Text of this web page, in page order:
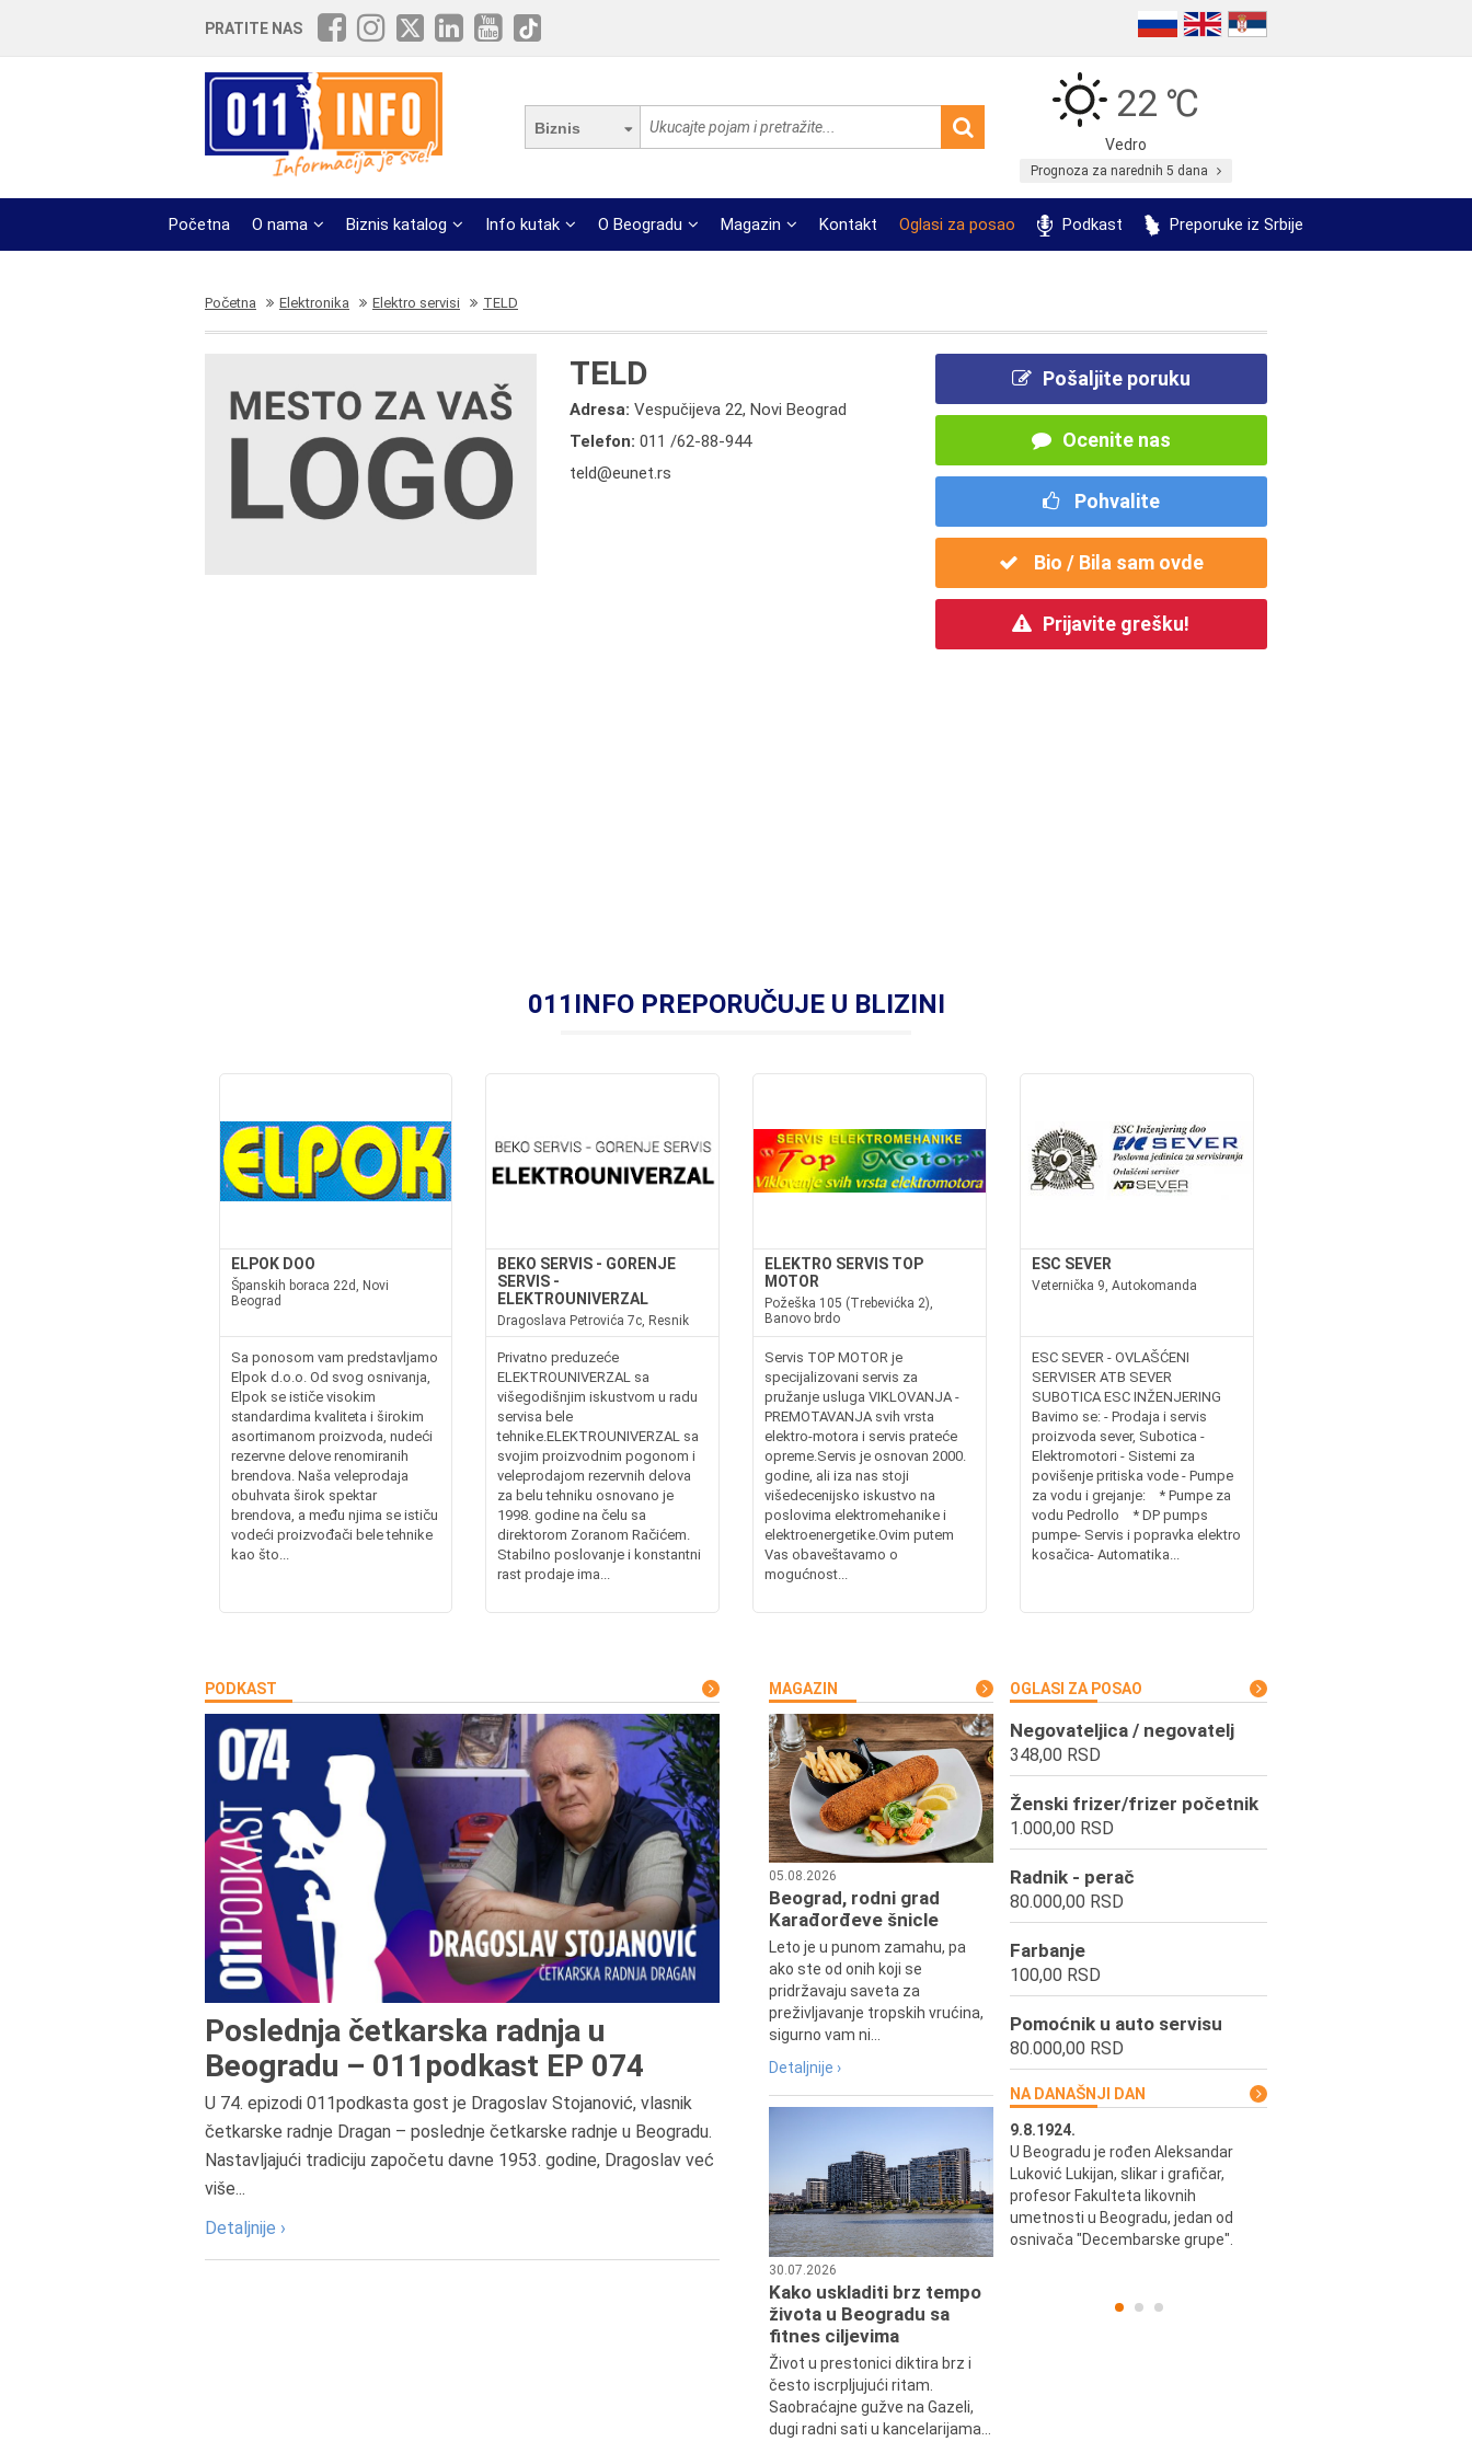
PRATITE NAS
Biznis
22 ℃
Vedro
Prognoza za narednih 5 dana
Početna O nama Biznis katalog Info kutak O Beogradu Magazin Kontakt Oglasi za posao Podkast Preporuke iz Srbije
Početna Elektronika Elektro servisi TELD
TELD
Adresa:Vespučijeva 22, Novi Beograd
Telefon:011 /62-88-944
teld@eunet.rs
Pošaljite poruku
Ocenite nas
Pohvalite
Bio / Bila sam ovde
Prijavite grešku!
011INFO PREPORUČUJE U BLIZINI
ELPOK DOO
Španskih boraca 22d, Novi
Beograd
Sa ponosom vam predstavljamo
Elpok d.o.o. Od svog osnivanja,
Elpok se ističe visokim
standardima kvaliteta i širokim
asortimanom proizvoda, nudeći
rezervne delove renomiranih
brendova. Naša veleprodaja
obuhvata širok spektar
brendova, a među njima se ističu
vodeći proizvođači bele tehnike
kao što...
BEKO SERVIS - GORENJE
SERVIS -
ELEKTROUNIVERZAL
Dragoslava Petrovića 7c, Resnik
Privatno preduzeće
ELEKTROUNIVERZAL sa
višegodišnjim iskustvom u radu
servisa bele
tehnike.ELEKTROUNIVERZAL sa
svojim proizvodnim pogonom i
veleprodajom rezervnih delova
za belu tehniku osnovano je
1998. godine na čelu sa
direktorom Zoranom Račićem.
Stabilno poslovanje i konstantni
rast prodaje ima...
ELEKTRO SERVIS TOP
MOTOR
Požeška 105 (Trebevićka 2),
Banovo brdo
Servis TOP MOTOR je
specijalizovani servis za
pružanje usluga VIKLOVANJA -
PREMOTAVANJA svih vrsta
elektro-motora i servis prateće
opreme.Servis je osnovan 2000.
godine, ali iza nas stoji
višedecenijsko iskustvo na
poslovima elektromehanike i
elektroenergetike.Ovim putem
Vas obaveštavamo o
mogućnost...
ESC SEVER
Veternička 9, Autokomanda
ESC SEVER - OVLAŠĆENI
SERVISER ATB SEVER
SUBOTICA ESC INŽENJERING
Bavimo se: - Prodaja i servis
proizvoda sever, Subotica -
Elektromotori - Sistemi za
povišenje pritiska vode - Pumpe
za vodu i grejanje: * Pumpe za
vodu Pedrollo * DP pumps
pumpe- Servis i popravka elektro
kosačica- Automatika...
PODKAST
Poslednja četkarska radnja u
Beogradu – 011podkast EP 074
U 74. epizodi 011podkasta gost je Dragoslav Stojanović, vlasnik
četkarske radnje Dragan – poslednje četkarske radnje u Beogradu.
Nastavljajući tradiciju započetu davne 1953. godine, Dragoslav već
više...
Detaljnije ›
MAGAZIN
05.08.2026
Beograd, rodni grad
Karađorđeve šnicle
Leto je u punom zamahu, pa
ako ste od onih koji se
pridržavaju saveta za
preživljavanje tropskih vrućina,
sigurno vam ni...
Detaljnije ›
30.07.2026
Kako uskladiti brz tempo
života u Beogradu sa
fitnes ciljevima
Život u prestonici diktira brz i
često iscrpljujući ritam.
Saobraćajne gužve na Gazeli,
dugi radni sati u kancelarijama...
OGLASI ZA POSAO
Negovateljica / negovatelj
348,00 RSD
Ženski frizer/frizer početnik
1.000,00 RSD
Radnik - perač
80.000,00 RSD
Farbanje
100,00 RSD
Pomoćnik u auto servisu
80.000,00 RSD
NA DANAŠNJI DAN
Dositej Obradović je došao u Srbiju i
u Beograd, gde je nastavio književni i
prosvetni rad, čime je simbolično
najavljen povratak glavnih tokova
srpske kulture južno od Save i
Dunava.
9.8.1924.
U Beogradu je rođen Aleksandar
Luković Lukijan, slikar i grafičar,
profesor Fakulteta likovnih
umetnosti u Beogradu, jedan od
osnivača "Decembarske grupe".